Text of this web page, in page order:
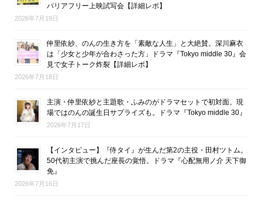
バリアフリー上映試写会【詳細レポ】
2026年7月19日
仲里依紗、のんの生き方を「素敵な人生」と大絶賛。深川麻衣
は「少女と少年が合わさった方」ドラマ『Tokyo middle 30』会
見で女子トーク炸裂【詳細レポ】
2026年7月18日
主演・仲里依紗と主題歌・ふみのがドラマセットで初対面。現
場ではのんの誕生日サプライズも。ドラマ『Tokyo middle 30』
2026年7月17日
【インタビュー】『侍タイ』が生んだ第2の主役・田村ツトム。
50代初主演で挑んだ座長の覚悟。ドラマ『心配無用ノ介 天下御
免』
2026年7月16日